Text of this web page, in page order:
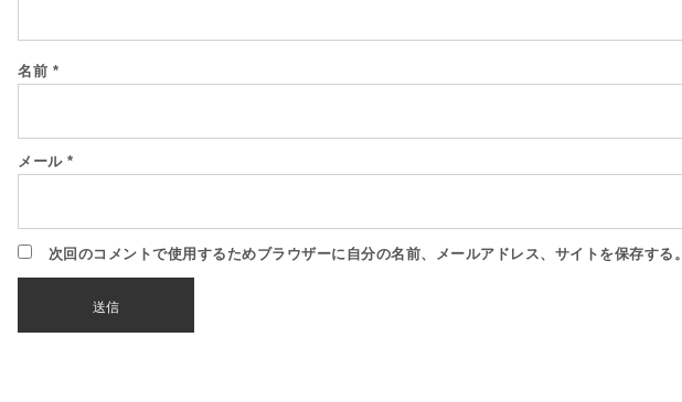
名前 *
メール *
次回のコメントで使用するためブラウザーに自分の名前、メールアドレス、サイトを保存する。